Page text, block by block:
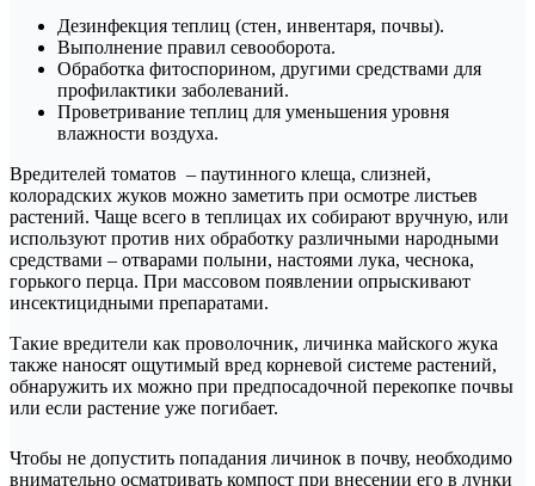
Дезинфекция теплиц (стен, инвентаря, почвы).
Выполнение правил севооборота.
Обработка фитоспорином, другими средствами для
профилактики заболеваний.
Проветривание теплиц для уменьшения уровня
влажности воздуха.
Вредителей томатов – паутинного клеща, слизней,
колорадских жуков можно заметить при осмотре листьев
растений. Чаще всего в теплицах их собирают вручную, или
используют против них обработку различными народными
средствами – отварами полыни, настоями лука, чеснока,
горького перца. При массовом появлении опрыскивают
инсектицидными препаратами.
Такие вредители как проволочник, личинка майского жука
также наносят ощутимый вред корневой системе растений,
обнаружить их можно при предпосадочной перекопке почвы
или если растение уже погибает.
Чтобы не допустить попадания личинок в почву, необходимо
внимательно осматривать компост при внесении его в лунки